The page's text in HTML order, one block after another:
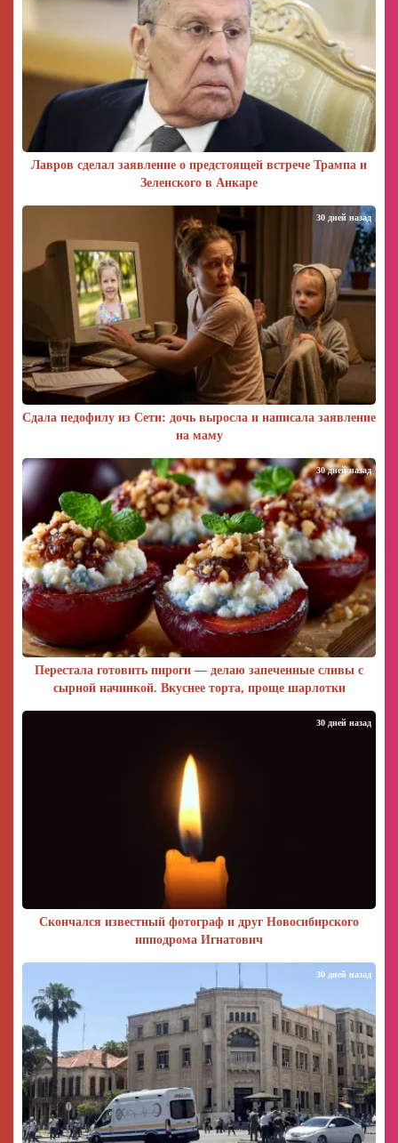
Лавров сделал заявление о предстоящей встрече Трампа и
Зеленского в Анкаре
Сдала педофилу из Сети: дочь выросла и написала заявление
на маму
30 дней назад
Перестала готовить пироги — делаю запеченные сливы с
сырной начинкой. Вкуснее торта, проще шарлотки
30 дней назад
Скончался известный фотограф и друг Новосибирского
ипподрома Игнатович
30 дней назад
30 дней назад